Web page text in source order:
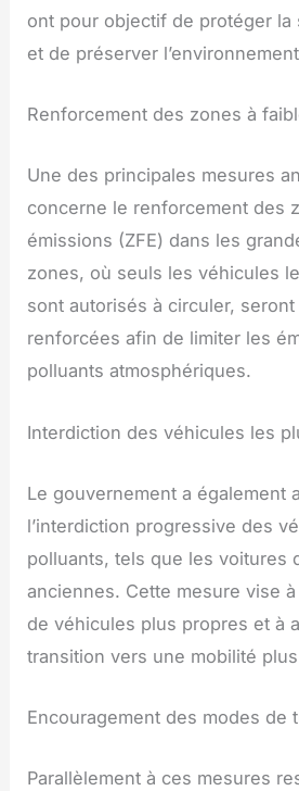
ont pour objectif de protéger la
et de préserver
Renforcement des zones à
Une des principales mesures
concerne le renforcement des
émissions (ZFE) dans les
zones, où seuls les véhicules
sont autorisés à circuler,
renforcées afin de limiter les
polluants atmosphériques.
Interdiction des véhicules les
Le gouvernement a également
l’interdiction progressive des
polluants, tels que les voitures
anciennes. Cette mesure vise à
de véhicules plus propres et à
transition vers une mobilité
Encouragement des modes de
Parallèlement à ces mesures